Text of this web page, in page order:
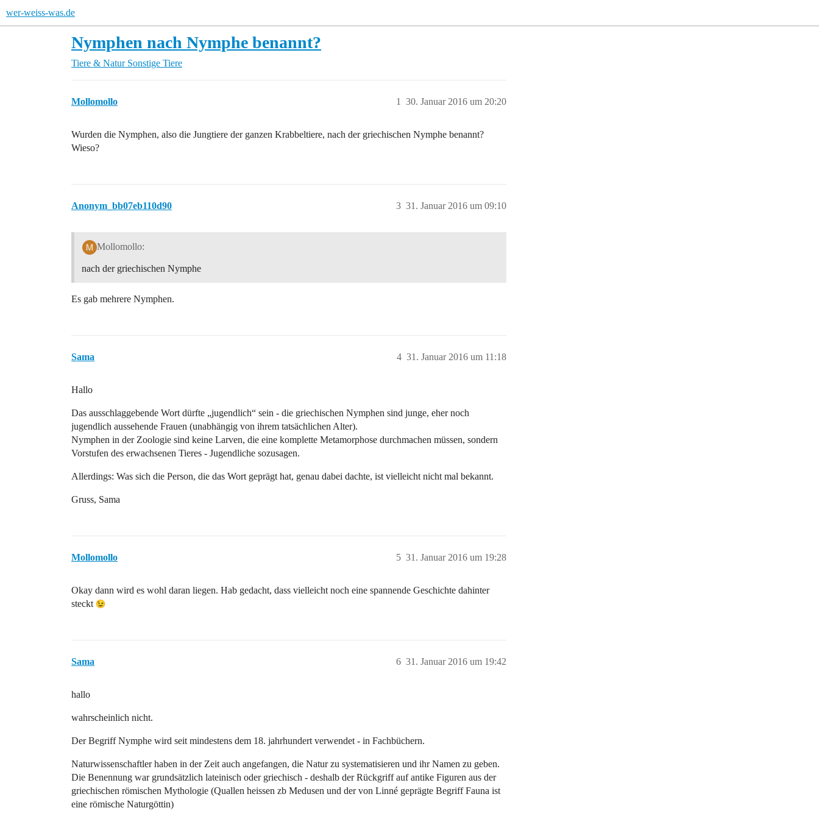
wer-weiss-was.de
Nymphen nach Nymphe benannt?
Tiere & Natur Sonstige Tiere
Mollomollo 30. Januar 2016 um 20:20
1
Wurden die Nymphen, also die Jungtiere der ganzen Krabbeltiere, nach der griechischen Nymphe benannt?
Wieso?
Anonym_bb07eb110d90 31. Januar 2016 um 09:10
3
Mollomollo:
nach der griechischen Nymphe
Es gab mehrere Nymphen.
Sama 31. Januar 2016 um 11:18
4
Hallo
Das ausschlaggebende Wort dürfte „jugendlich“ sein - die griechischen Nymphen sind junge, eher noch
jugendlich aussehende Frauen (unabhängig von ihrem tatsächlichen Alter).
Nymphen in der Zoologie sind keine Larven, die eine komplette Metamorphose durchmachen müssen, sondern
Vorstufen des erwachsenen Tieres - Jugendliche sozusagen.
Allerdings: Was sich die Person, die das Wort geprägt hat, genau dabei dachte, ist vielleicht nicht mal bekannt.
Gruss, Sama
Mollomollo 31. Januar 2016 um 19:28
5
Okay dann wird es wohl daran liegen. Hab gedacht, dass vielleicht noch eine spannende Geschichte dahinter
steckt
Sama 31. Januar 2016 um 19:42
6
hallo
wahrscheinlich nicht.
Der Begriff Nymphe wird seit mindestens dem 18. jahrhundert verwendet - in Fachbüchern.
Naturwissenschaftler haben in der Zeit auch angefangen, die Natur zu systematisieren und ihr Namen zu geben.
Die Benennung war grundsätzlich lateinisch oder griechisch - deshalb der Rückgriff auf antike Figuren aus der
griechischen römischen Mythologie (Quallen heissen zb Medusen und der von Linné geprägte Begriff Fauna ist
eine römische Naturgöttin)